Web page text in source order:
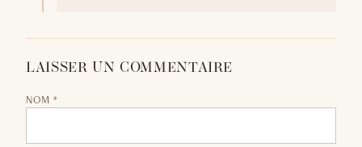
LAISSER UN COMMENTAIRE
NOM *